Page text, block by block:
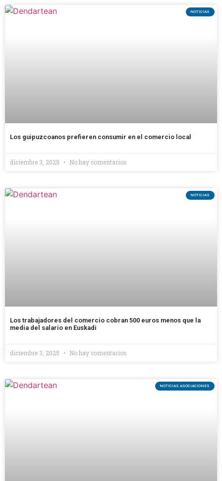
NOTICIAS
Los guipuzcoanos prefieren consumir en el comercio local
diciembre 3, 2025 No hay comentarios
NOTICIAS
Los trabajadores del comercio cobran 500 euros menos que la
media del salario en Euskadi
diciembre 3, 2025 No hay comentarios
NOTICIAS ASOCIACIONES